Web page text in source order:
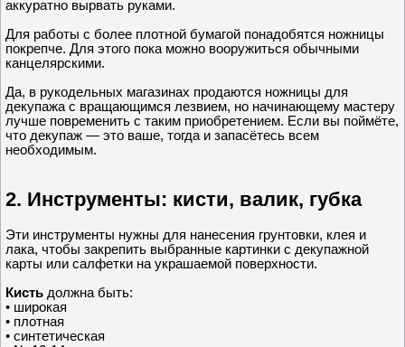
аккуратно вырвать руками.
Для работы с более плотной бумагой понадобятся ножницы
покрепче. Для этого пока можно вооружиться обычными
канцелярскими.
Да, в рукодельных магазинах продаются ножницы для
декупажа с вращающимся лезвием, но начинающему мастеру
лучше повременить с таким приобретением. Если вы поймёте,
что декупаж — это ваше, тогда и запасётесь всем
необходимым.
2. Инструменты: кисти, валик, губка
Эти инструменты нужны для нанесения грунтовки, клея и
лака, чтобы закрепить выбранные картинки с декупажной
карты или салфетки на украшаемой поверхности.
Кисть должна быть:
• широкая
• плотная
• синтетическая